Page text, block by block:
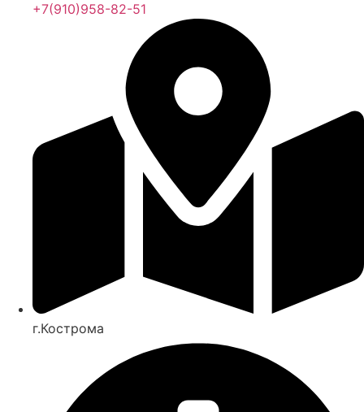
+7(910)958-82-51
г.Кострома